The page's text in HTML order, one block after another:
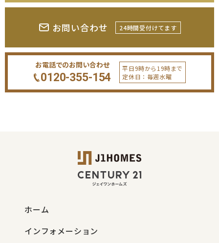
お問い合わせ 24時間受付けてます
お電話でのお問い合わせ
0120-355-154
平日9時から19時まで
定休日：毎週水曜
ホーム
インフォメーション